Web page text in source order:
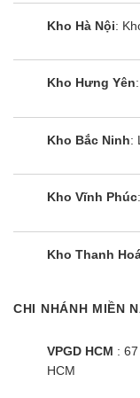
Bảo vệ đôi mắt
– Chế độ bải
sẽ giúp bạn
trường thay
Bứt phá với
– Chiến
Motion
Công nghệ
tác mượt mà,
nhòe.
Kho Hà Nội:
Kho Hưng Yên
Kho Bắc Ninh:
Kho Vĩnh Phúc
Kho Thanh
CHI NHÁNH MIỀN
VPGD HCM :
HCM